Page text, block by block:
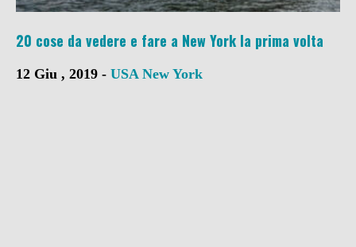
20 cose da vedere e fare a New York la prima volta
12 Giu , 2019 - USA New York